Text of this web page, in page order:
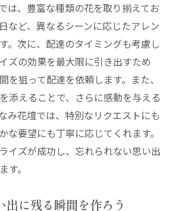
は、豊富な種類の花を取り揃えてお
など、異なるシーンに応じたアレン
。次に、配達のタイミングも考慮し
ズの効果を最大限に引き出すため
を狙って配達を依頼します。また、
添えることで、さらに感動を与える
み花壇では、特別なリクエストにも
な要望にも丁寧に応じてくれます。
イズが成功し、忘れられない思い出
す。
出に残る瞬間を作ろう